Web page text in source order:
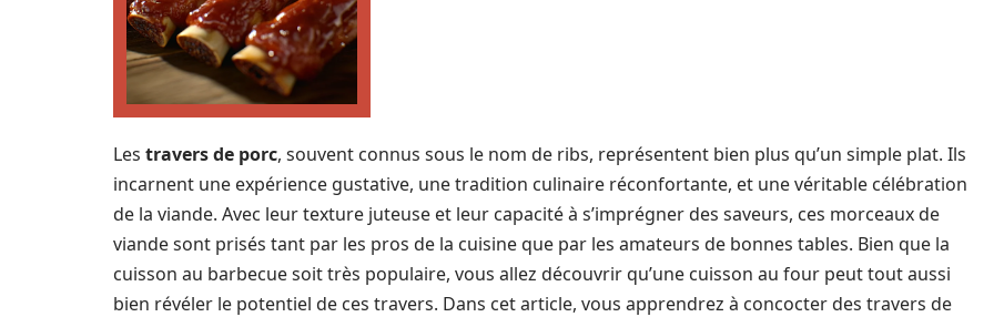
Les travers de porc, souvent connus sous le nom de ribs, représentent bien plus qu’un simple plat. Ils
incarnent une expérience gustative, une tradition culinaire réconfortante, et une véritable célébration
de la viande. Avec leur texture juteuse et leur capacité à s’imprégner des saveurs, ces morceaux de
viande sont prisés tant par les pros de la cuisine que par les amateurs de bonnes tables. Bien que la
cuisson au barbecue soit très populaire, vous allez découvrir qu’une cuisson au four peut tout aussi
bien révéler le potentiel de ces travers. Dans cet article, vous apprendrez à concocter des travers de